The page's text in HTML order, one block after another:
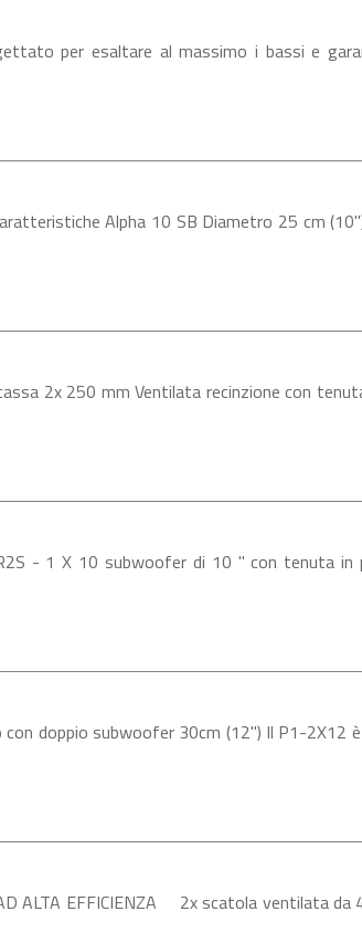
per esaltare al massimo i bassi e
Alpha 10 SB Diametro 25 cm
2x 250 mm Ventilata recinzione con
- 1 X 10 subwoofer di 10 " con tenuta
doppio subwoofer 30cm (12") Il P1-
ALTA EFFICIENZA 2x scatola ventilata